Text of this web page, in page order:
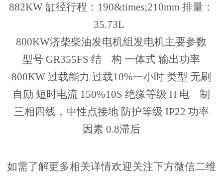
882KW 缸径行程：190&times;210mm 排量：
35.73L
800KW济柴柴油发电机组发电机主要参数
型号 GR355FS 结 构 一体式 输出功率
800KW 过载能力 过载10%一小时 类型 无刷
自励 短时电流 150%10S 绝缘等级 H 电 制
三相四线，中性点接地 防护等级 IP22 功率
因素 0.8滞后
如需了解更多相关详情欢迎关注下方微信二维